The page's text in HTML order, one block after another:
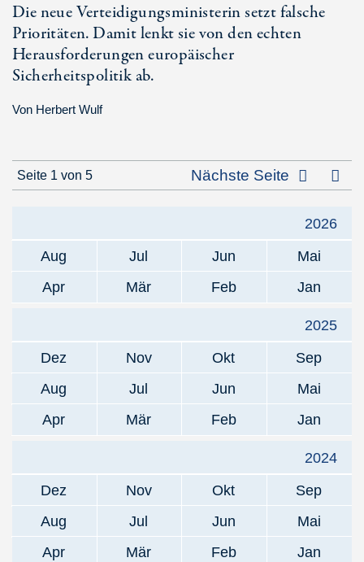
Die neue Verteidigungsministerin setzt falsche
Prioritäten. Damit lenkt sie von den echten
Herausforderungen europäischer
Sicherheitspolitik ab.
Von Herbert Wulf
Seite 1 von 5 Nächste Seite
2026
Aug
Jul Jun
Mai
Apr
Mär Feb Jan
2025
Dez
Nov Okt
Sep
Aug
Jul Jun
Mai
Apr
Mär Feb Jan
2024
Dez
Nov Okt
Sep
Aug
Jul Jun
Mai
Apr
Mär Feb Jan